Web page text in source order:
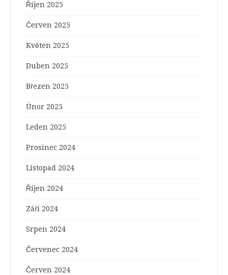
Říjen 2025
Červen 2025
Květen 2025
Duben 2025
Březen 2025
Únor 2025
Leden 2025
Prosinec 2024
Listopad 2024
Říjen 2024
Září 2024
Srpen 2024
Červenec 2024
Červen 2024